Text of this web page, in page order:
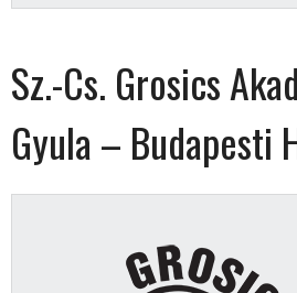
Sz.-Cs. Grosics
Gyula – Budapesti